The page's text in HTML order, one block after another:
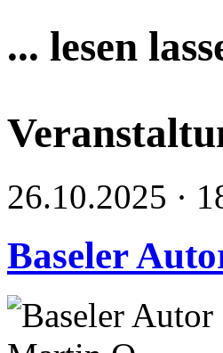
... lesen
26.10.2025 ·
Baseler